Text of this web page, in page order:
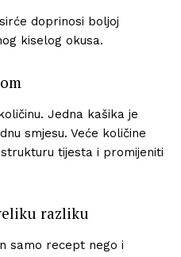
doprinosi boljoj
kiselog okusa.
Jedna kašika je
smjesu. Veće količine
tijesta i promijeniti
razliku
samo recept nego i